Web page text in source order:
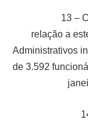
13 –
relação a
Administrativos
de 3.592